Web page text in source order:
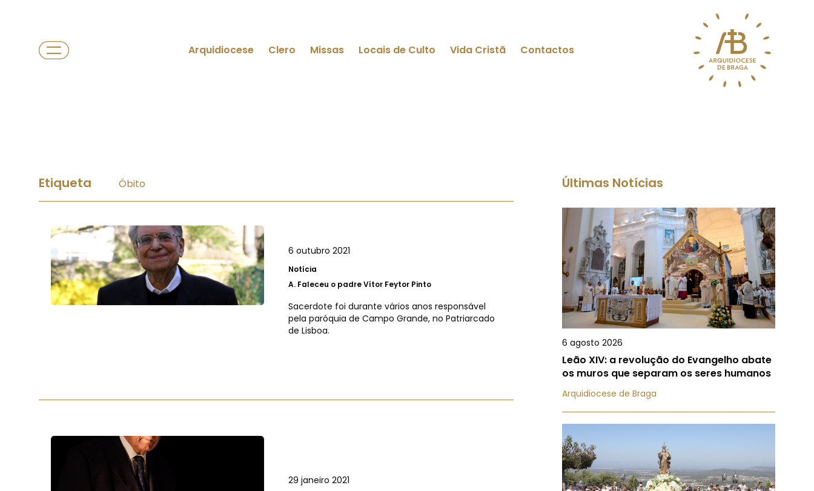
Arquidiocese Clero Missas Locais de Culto Vida Cristã Contactos
Etiqueta Óbito
6 outubro 2021
Notícia
A. Faleceu o padre Vítor Feytor Pinto
Sacerdote foi durante vários anos responsável
pela paróquia de Campo Grande, no Patriarcado
de Lisboa.
29 janeiro 2021
Últimas Notícias
6 agosto 2026
Leão XIV: a revolução do Evangelho abate
os muros que separam os seres humanos
Arquidiocese de Braga